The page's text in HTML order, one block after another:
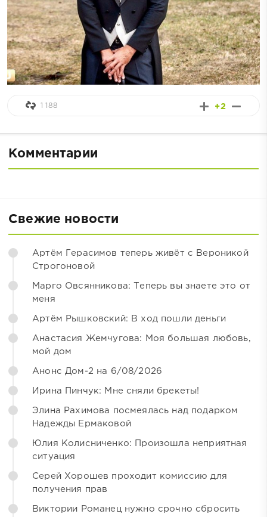
+2
1 188
Комментарии
Свежие новости
Артём Герасимов теперь живёт с Вероникой
Строгоновой
Марго Овсянникова: Теперь вы знаете это от
меня
Артём Рышковский: В ход пошли деньги
Анастасия Жемчугова: Моя большая любовь,
мой дом
Анонс Дом-2 на 6/08/2026
Ирина Пинчук: Мне сняли брекеты!
Элина Рахимова посмеялась над подарком
Надежды Ермаковой
Юлия Колисниченко: Произошла неприятная
ситуация
Серей Хорошев проходит комиссию для
получения прав
Виктории Романец нужно срочно сбросить